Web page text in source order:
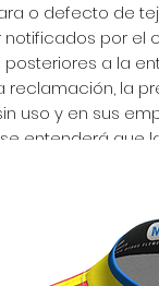
o defecto de
por el
a la
reclamación, la
uso y en sus
entenderá que